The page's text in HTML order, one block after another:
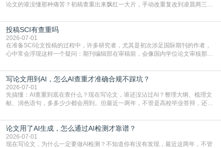
论文的谁没懂那种痛苦？初稿查重出来飘红一大片，手动改重复改到凌晨两三
到秃头。这时候靠谱的AI降重真的就是救命稻草，选对工具，半天就能搞定你两
三天都做不完的事。不是所有人都需要用AI降重，但如果你符合下面这些场景，
真的可以试试：初稿写完重复率远超要
投稿SCI有查重吗
2026-07-01
在准备SCI论文投稿的过程中，许多研究者，尤其是初次涉足国际期刊的作者，
心中常会浮现这样一个疑问：期刊编辑部在审稿前，会像国内学位论文审核那
论文的初审通过率。实际上，SCI期刊对重复内容的审查是严谨投稿流程中不可
或缺的一环。本篇AEIC学术交流中心小编就为大家介绍“投稿SCI有查重吗”。
一、查重是标准流程答案是明确的：绝大多数S
写论文用到AI，怎么AI查重才准确合规不踩坑？
2026-07-01
先搞懂：AI查重到底在查什么？现在写论文，谁还没沾过AI？整理大纲、梳理文
献、润色语句，多多少少都会用到。但最近一两年，不管是高校毕业答辩，还是
须加做AI查重。很多人分不清，AI查重和普通查重到底有啥区别？这里说透：普
通查重查的是你的文字和已公开文献的重复比例，防的是抄袭；AI查重查的是你
的内容里，有多少是AI生成的，防的是过
论文用了AI生成，怎么通过AI检测才靠谱？
2026-07-01
现在写论文，为什么一定要做AI检测？不知道你有没有发现，最近这两年，不管